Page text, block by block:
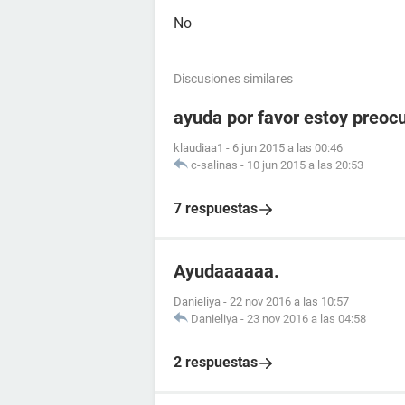
No
Discusiones similares
ayuda por favor estoy
klaudiaa1 - 6 jun 2015 a las 00:46
c-salinas - 10 jun 2015 a las 20:53
7 respuestas
Ayudaaaaaa.
Danieliya - 22 nov 2016 a las 10:57
Danieliya - 23 nov 2016 a las 04:58
2 respuestas